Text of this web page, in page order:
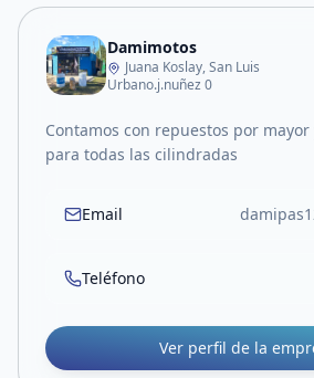
Damimotos
Juana Koslay, San Luis
Urbano.j.nuñez 0
Contamos con repuestos por
para todas las cilindradas
Email
Teléfono
Ver perfil de la